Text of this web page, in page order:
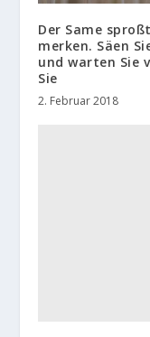
Der Same
merken. Säen
und warten Sie
Sie
2. Februar 2018